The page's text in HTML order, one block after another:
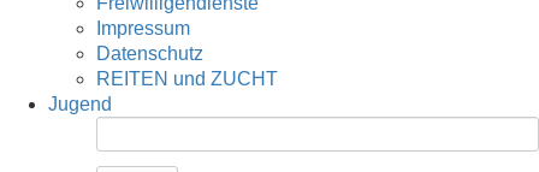
Impressum
Datenschutz
REITEN und ZUCHT
Jugend